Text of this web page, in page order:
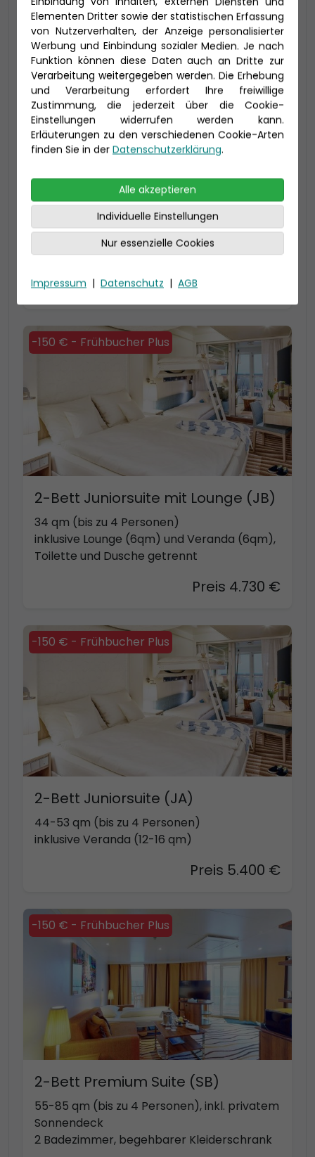
-150 € - Frühbucher Plus
2-Bett Verandakabine Deluxe mit
Lounge (DL)
34 qm (bis 5 Personen),
inklusive Lounge (6 qm) und Veranda (6 qm)
größtenteils Toilette und Dusche getrennt
Preis 3.840 €
-150 € - Frühbucher Plus
2-Bett Juniorsuite mit Lounge (JB)
34 qm (bis zu 4 Personen)
inklusive Lounge (6qm) und Veranda (6qm),
Toilette und Dusche getrennt
Preis 4.730 €
-150 € - Frühbucher Plus
2-Bett Juniorsuite (JA)
44-53 qm (bis zu 4 Personen)
inklusive Veranda (12-16 qm)
Preis 5.400 €
-150 € - Frühbucher Plus
2-Bett Premium Suite (SB)
55-85 qm (bis zu 4 Personen), inkl. privatem
Sonnendeck
2 Badezimmer, begehbarer Kleiderschrank
Elementen Dritter sowie der statistischen Erfassung
von Nutzerverhalten, der Anzeige personalisierter
Werbung und Einbindung sozialer Medien. Je nach
Funktion können diese Daten auch an Dritte zur
Verarbeitung weitergegeben werden. Die Erhebung
und Verarbeitung erfordert Ihre freiwillige
Zustimmung, die jederzeit über die Cookie-
Einstellungen widerrufen werden kann.
Erläuterungen zu den verschiedenen Cookie-Arten
finden Sie in der Datenschutzerklärung.
Alle akzeptieren
Individuelle Einstellungen
Nur essenzielle Cookies
Impressum | Datenschutz | AGB